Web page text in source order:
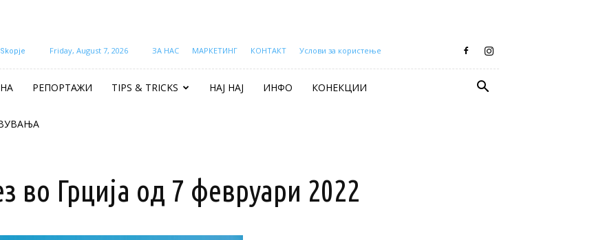
Skopje Friday, August 7, 2026 ЗА НАС МАРКЕТИНГ КОНТАКТ Услови за користење
РЕПОРТАЖИ TIPS & TRICKS НАЈ НАЈ ИНФО КОНЕКЦИИ
во Грција од 7 февруари 2022